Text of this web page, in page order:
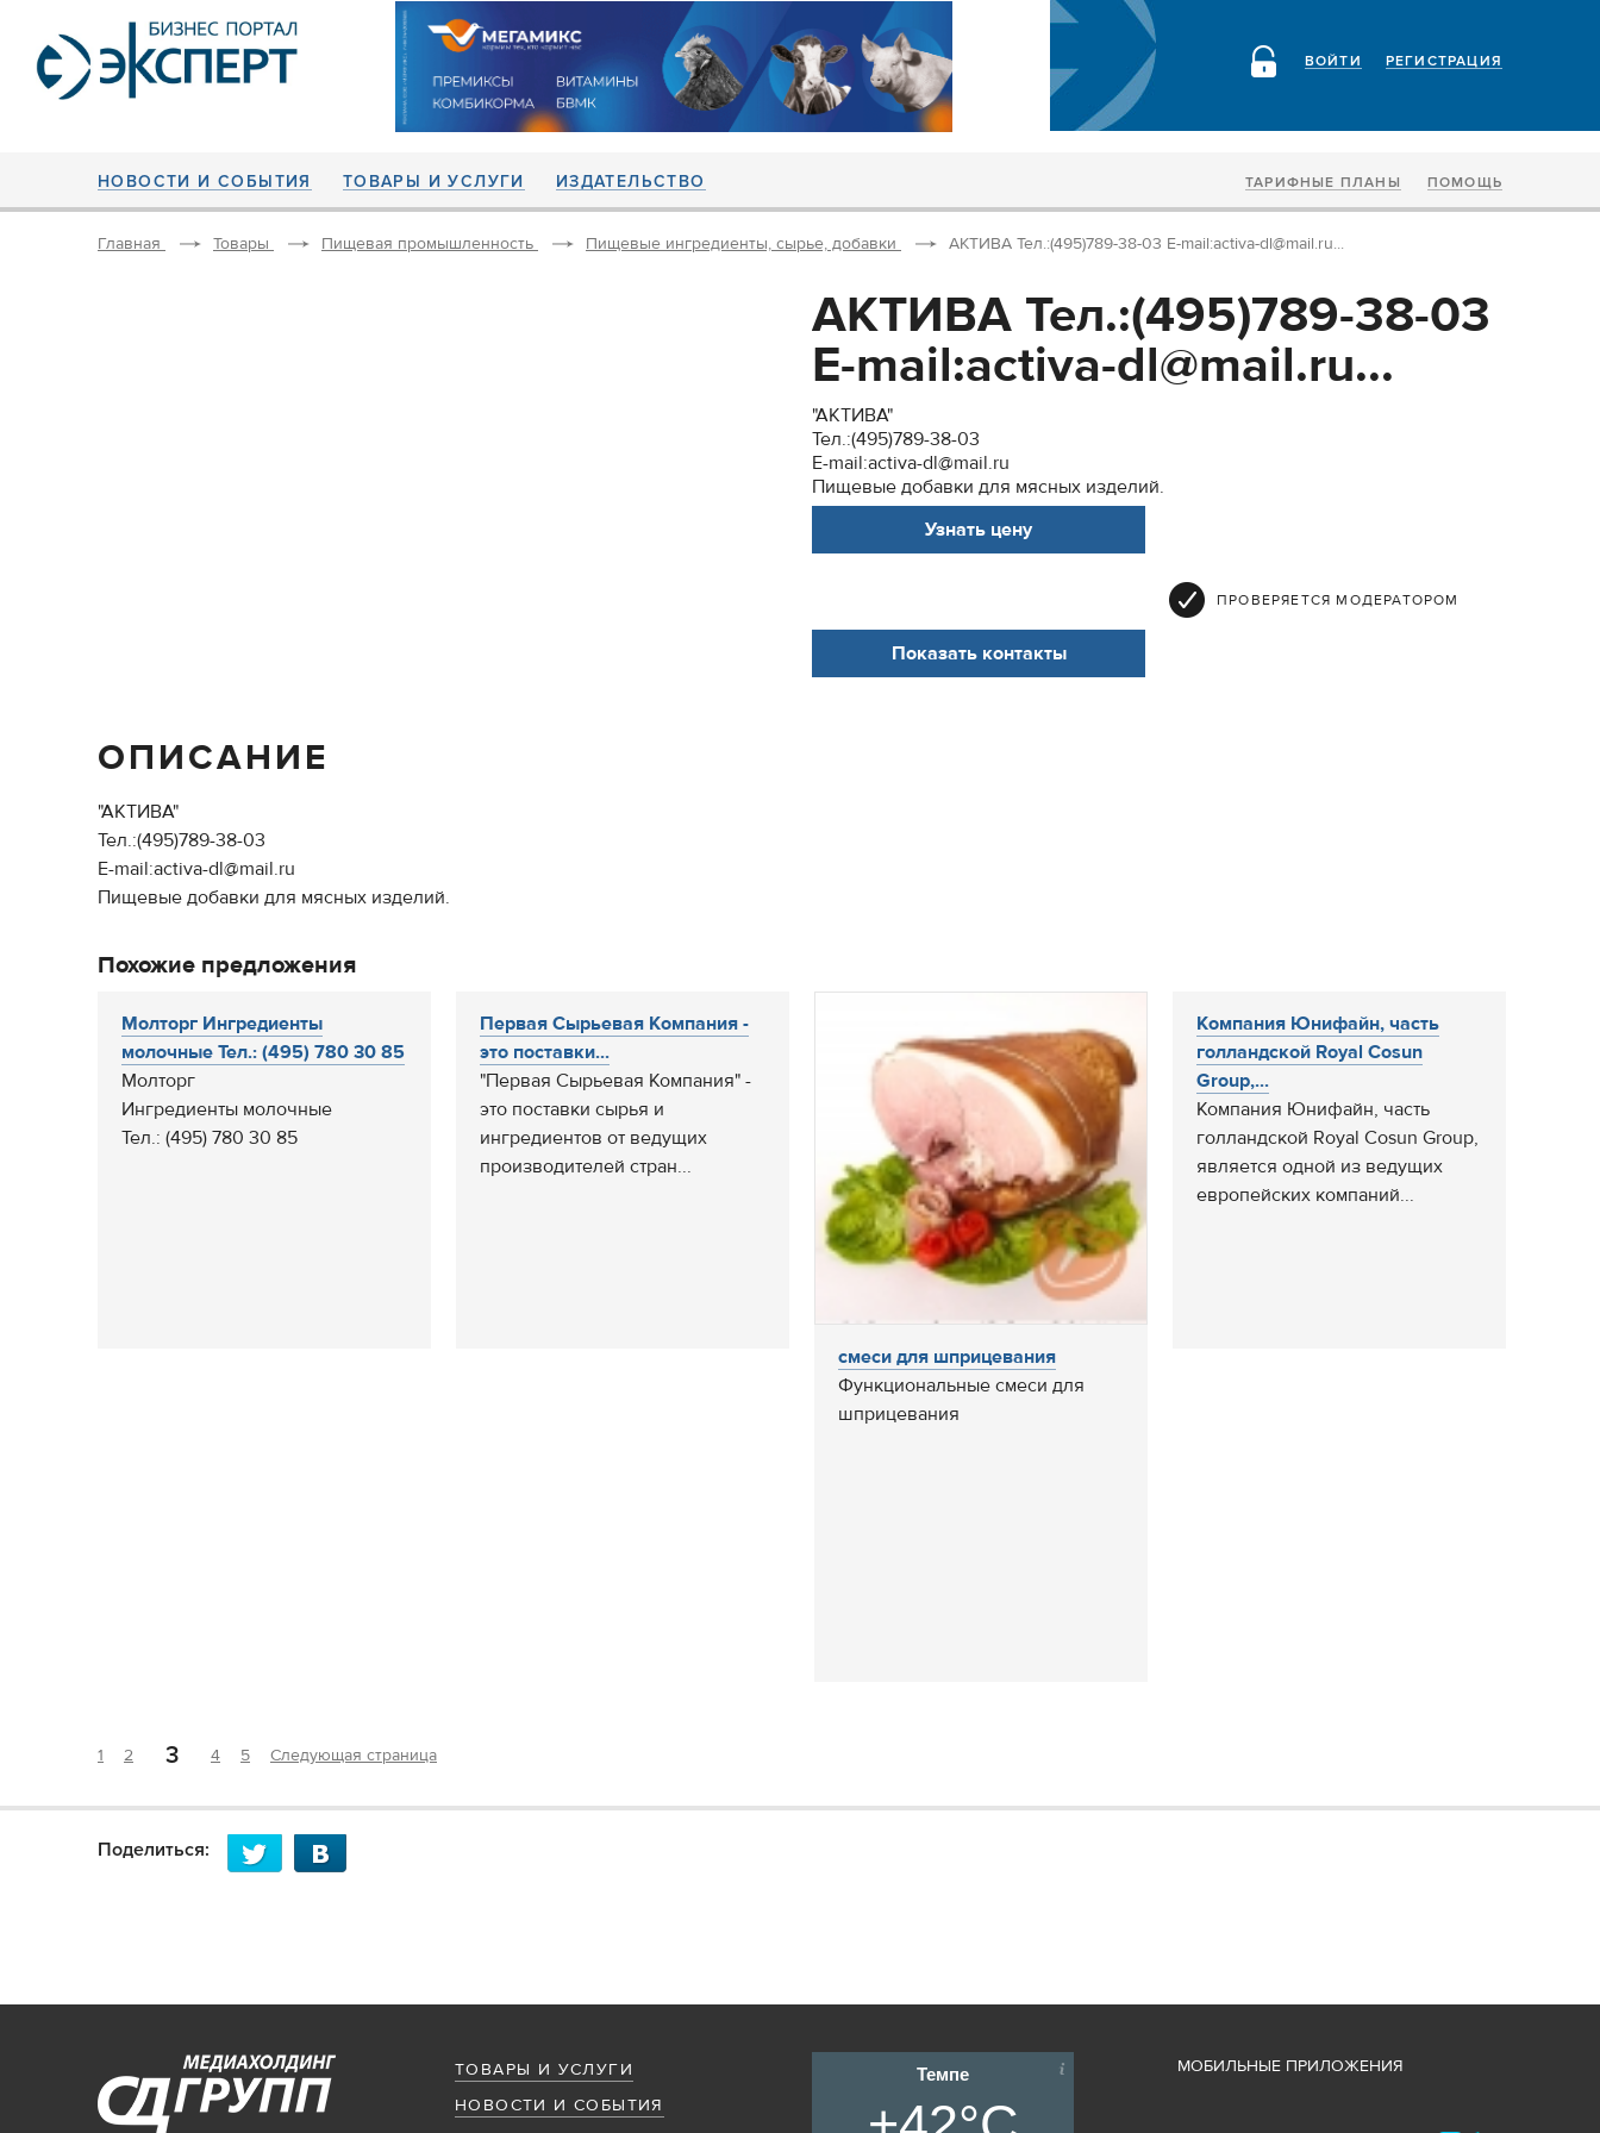
РЕГИСТРАЦИЯ
ВОЙТИ
НОВОСТИ И СОБЫТИЯ ТОВАРЫ И УСЛУГИ ИЗДАТЕЛЬСТВО ТАРИФНЫЕ ПЛАНЫ ПОМОЩЬ
Главная Товары Пищевая промышленность Пищевые ингредиенты, сырье, добавки АКТИВА Тел.:(495)789-38-03 Е-mail:activa-dl@mail.ru...
АКТИВА Тел.:(495)789-38-03
Е-mail:activa-dl@mail.ru...
"АКТИВА"
Тел.:(495)789-38-03
Е-mail:activa-dl@mail.ru
Пищевые добавки для мясных изделий.
Узнать цену
ПРОВЕРЯЕТСЯ МОДЕРАТОРОМ
Показать контакты
ОПИСАНИЕ
"АКТИВА"
Тел.:(495)789-38-03
Е-mail:activa-dl@mail.ru
Пищевые добавки для мясных изделий.
Похожие предложения
Молторг Ингредиенты
молочные Тел.: (495) 780 30 85
Молторг
Ингредиенты молочные
Тел.: (495) 780 30 85
Первая Сырьевая Компания -
это поставки...
"Первая Сырьевая Компания" -
это поставки сырья и
ингредиентов от ведущих
производителей стран...
смеси для шприцевания
Функциональные смеси для
шприцевания
Компания Юнифайн, часть
голландской Royal Cosun
Group,...
Компания Юнифайн, часть
голландской Royal Cosun Group,
является одной из ведущих
европейских компаний...
1 2 3 4 5 Следующая страница
Поделиться:
ТОВАРЫ И УСЛУГИ
НОВОСТИ И СОБЫТИЯ
Темпе МОБИЛЬНЫЕ ПРИЛОЖЕНИЯ